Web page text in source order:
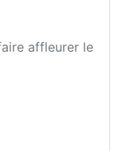
affleurer le